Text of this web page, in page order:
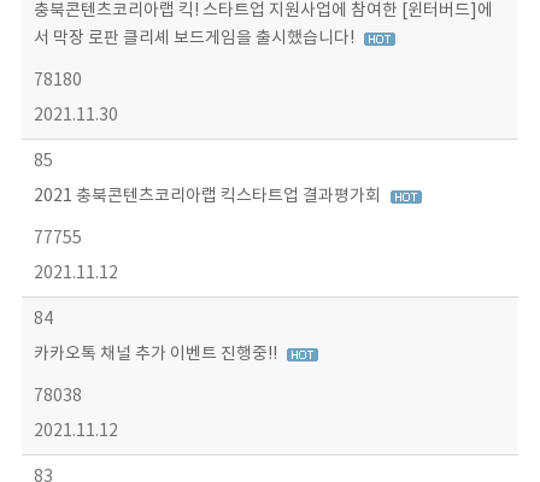
충북콘텐츠코리아랩 킥! 스타트업 지원사업에 참여한 [윈터버드]에
서 막장 로판 클리셰 보드게임을 출시했습니다!
78180
2021.11.30
85
2021 충북콘텐츠코리아랩 킥스타트업 결과평가회
77755
2021.11.12
84
카카오톡 채널 추가 이벤트 진행중!!
78038
2021.11.12
83